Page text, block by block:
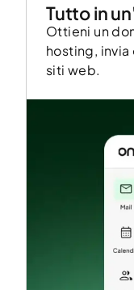
Tutto in
Ottieni un
hosting,
siti web.